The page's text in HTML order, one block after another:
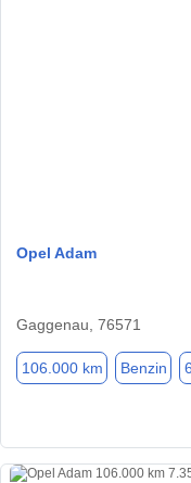
Opel Adam
Gaggenau, 76571
106.000 km Benzin